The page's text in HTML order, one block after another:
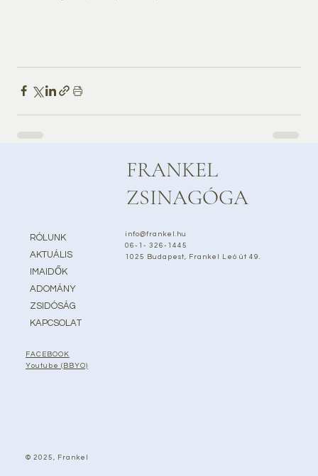
FRANKEL
ZSINAGÓGA
RÓLUNK
AKTUÁLIS
IMAIDŐK
ADOMÁNY
ZSIDÓSÁG
KAPCSOLAT
info@frankel.hu
06-1- 326-1445
1025 Budapest, Frankel Leó út 49.
FACEBOOK
Youtube (BBYO)
© 2025, Frankel